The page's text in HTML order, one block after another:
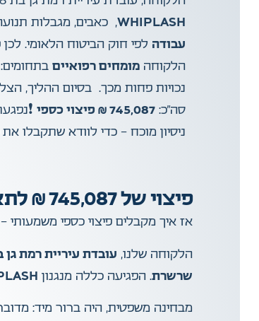
WHIPLASH, כאבים, מגבלות
עבודה לפי חוק הביטוח הלאומי.
הלקוחהמומחים רפואיים בתחומים:
נכויות פחות מכך. בסיום ההליך,
סה”כ:745,087 ₪ פיצוי כספי ❗️
ניסיון מוכח – כדי לוודא שתקבלו
פיצוי של 745,087 ₪ לתאונת דרכים שהיא גם תאונת עבודה
אז איך מקבלים פיצוי כספי משמעותי
הלקוחה שלנו, עובדת עיריית רמת גן
שרשרת. הפגיעה כללה מנגנון
מבחינה משפטית, היה ברור מיד: